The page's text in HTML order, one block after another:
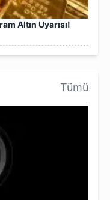
Altın Uyarısı!
Tümü